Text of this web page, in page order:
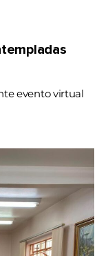
evento virtual